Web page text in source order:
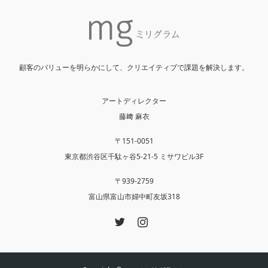
顧客のバリューを明らかにして、クリエイティブで課題を解決します。
アートディレクター
藤﨑 麻衣
〒151-0051
東京都渋谷区千駄ヶ谷5-21-5 ミサワビル3F
〒939-2759
富山県富山市婦中町友坂318